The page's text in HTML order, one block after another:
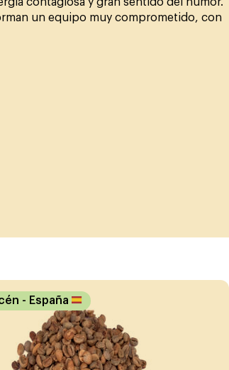
contagiosa y gran sentido del humor.
un equipo muy comprometido, con
- España